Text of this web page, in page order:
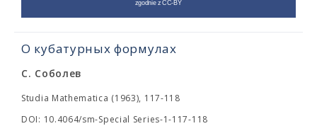
О кубатурных формулах
С. Соболев
Studia Mathematica (1963), 117-118
DOI: 10.4064/sm-Special Series-1-117-118